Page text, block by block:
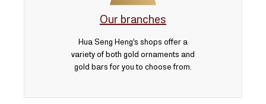
Our branches
Hua Seng Heng’s shops offer a
variety of both gold ornaments and
gold bars for you to choose from.